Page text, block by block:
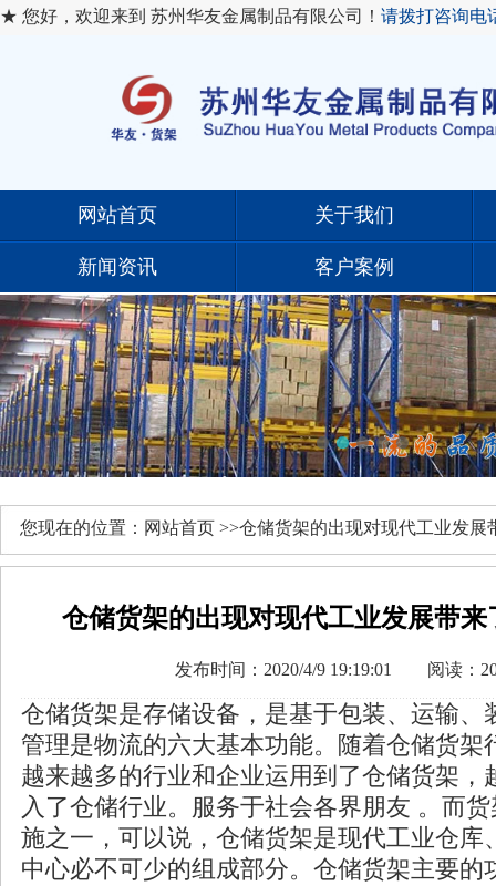
★ 您好，欢迎来到 苏州华友金属制品有限公司！ 请拨打咨询电
网站首页 关于我们
新闻资讯 客户案例
您现在的位置：网站首页 >>仓储货架的出现对现代工业发展
仓储货架的出现对现代工业发展带来
发布时间：2020/4/9 19:19:01 阅读：
仓储货架是存储设备，是基于包装、运输、
管理是物流的六大基本功能。随着仓储货架
越来越多的行业和企业运用到了仓储货架，
入了仓储行业。服务于社会各界朋友 。而
施之一，可以说，仓储货架是现代工业仓库
中心必不可少的组成部分。仓储货架主要的